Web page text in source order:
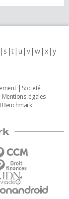
s t u v w x y
Societé
Mentions légales
Benchmark